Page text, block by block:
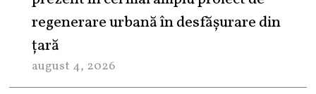
regenerare urbană în desfășurare din
țară
august 4, 2026